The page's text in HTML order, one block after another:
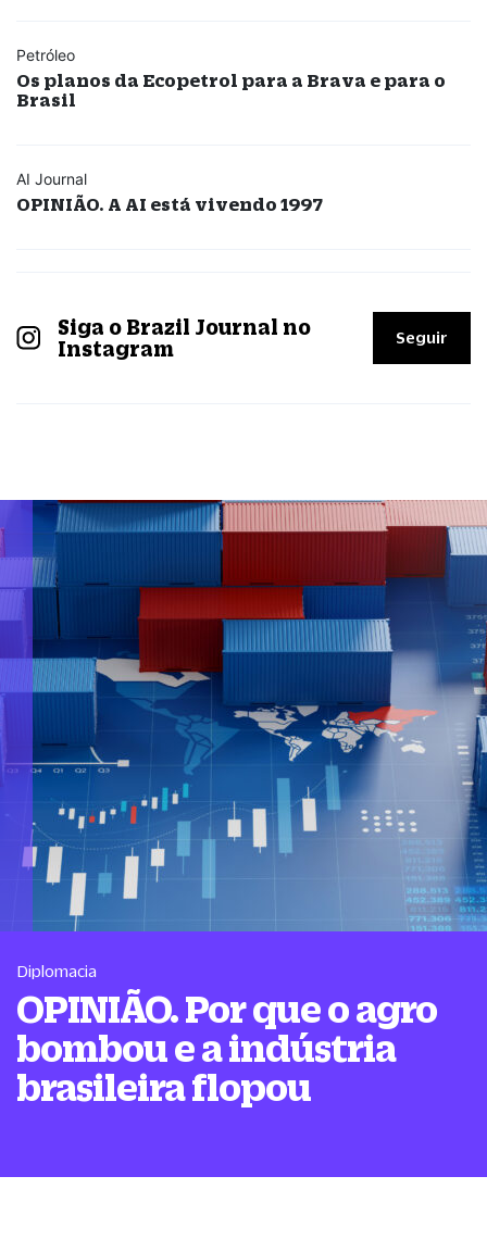
Petróleo
Os planos da Ecopetrol para a Brava e para o
Brasil
AI Journal
OPINIÃO. A AI está vivendo 1997
Siga o Brazil Journal no
Instagram
Seguir
Diplomacia
OPINIÃO. Por que o agro
bombou e a indústria
brasileira flopou